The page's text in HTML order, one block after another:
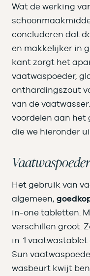
Wat de werking
concluderen dat
en makkelijker in
kant zorgt het
vaatwaspoeder,
onthardingszout
van de
voordelen aan het
die we hieronder
Het gebruik van
algemeen,
in-one tabletten.
verschillen groot.
in-1
Sun
wasbeurt kwijt